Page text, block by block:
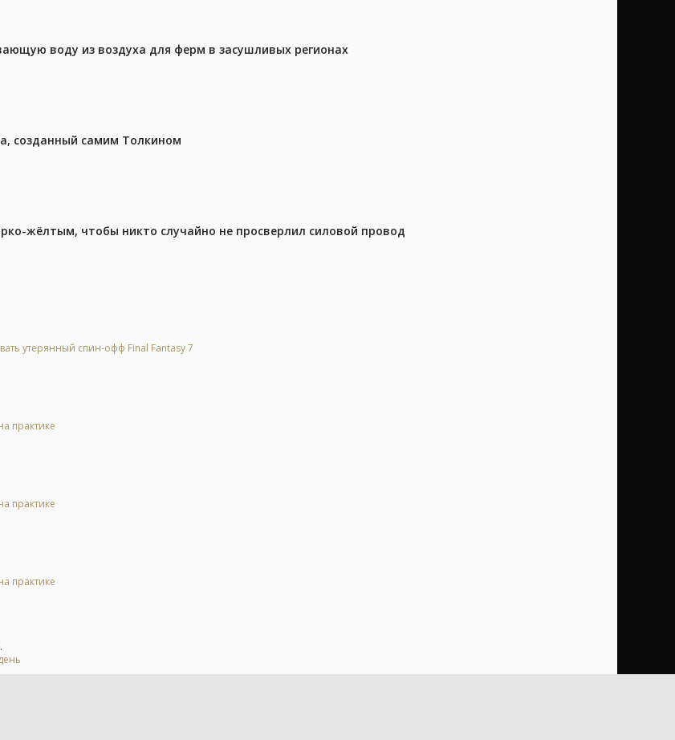
воду из воздуха для ферм в засушливых регионах
созданный самим Толкином
жёлтым, чтобы никто случайно не просверлил силовой провод
утерянный спин-офф Final Fantasy 7
практике
практике
практике